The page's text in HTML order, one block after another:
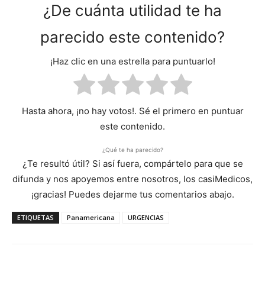
¿De cuánta utilidad te ha
parecido este contenido?
¡Haz clic en una estrella para puntuarlo!
Hasta ahora, ¡no hay votos!. Sé el primero en puntuar
este contenido.
¿Qué te ha parecido?
¿Te resultó útil? Si así fuera, compártelo para que se
difunda y nos apoyemos entre nosotros, los casiMedicos,
¡gracias! Puedes dejarme tus comentarios abajo.
ETIQUETAS Panamericana URGENCIAS